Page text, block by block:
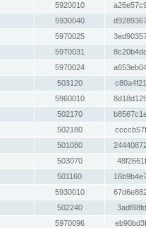
5920010
5930040
5970025
5970031
5970024
503120
5960010
502170
502180
501080
503070
501160
5930010
502240
5970096